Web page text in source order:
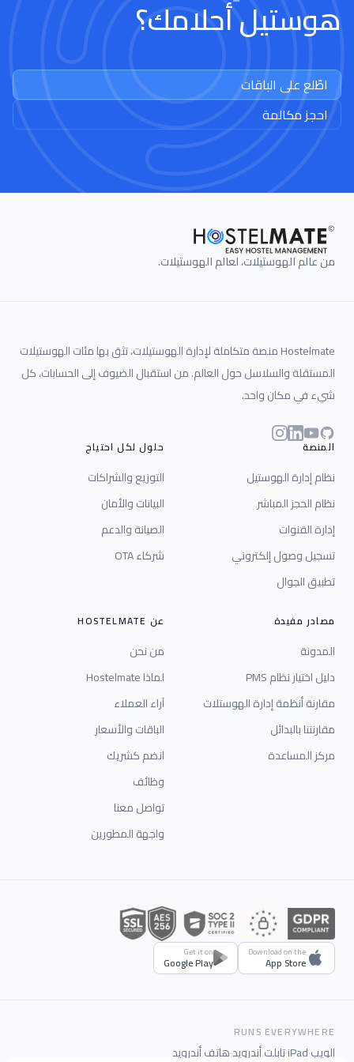
هوستيل أحلامك؟
اطّلع على الباقات
احجز مكالمة
من عالم الهوستيلات، لعالم الهوستيلات.
Hostelmate منصة متكاملة لإدارة الهوستيلات، تثق بها مئات الهوستيلات
المستقلة والسلاسل حول العالم. من استقبال الضيوف إلى الحسابات، كل
شيء في مكان واحد.
GitHub
YouTube
LinkedIn
Instagram
المنصة
نظام إدارة الهوستيل
نظام الحجز المباشر
إدارة القنوات
تسجيل وصول إلكتروني
تطبيق الجوال
حلول لكل احتياج
التوزيع والشراكات
البيانات والأمان
الصيانة والدعم
شركاء OTA
مصادر مفيدة
المدونة
دليل اختيار نظام PMS
مقارنة أنظمة إدارة الهوستلات
مقارنتنا بالبدائل
مركز المساعدة
عن HOSTELMATE
من نحن
لماذا Hostelmate
آراء العملاء
الباقات والأسعار
انضم كشريك
وظائف
تواصل معنا
واجهة المطورين
Download on the
App Store
Get it on
Google Play
RUNS EVERYWHERE
الويب·
iPad
·تابلت أندرويد·هاتف أندرويد